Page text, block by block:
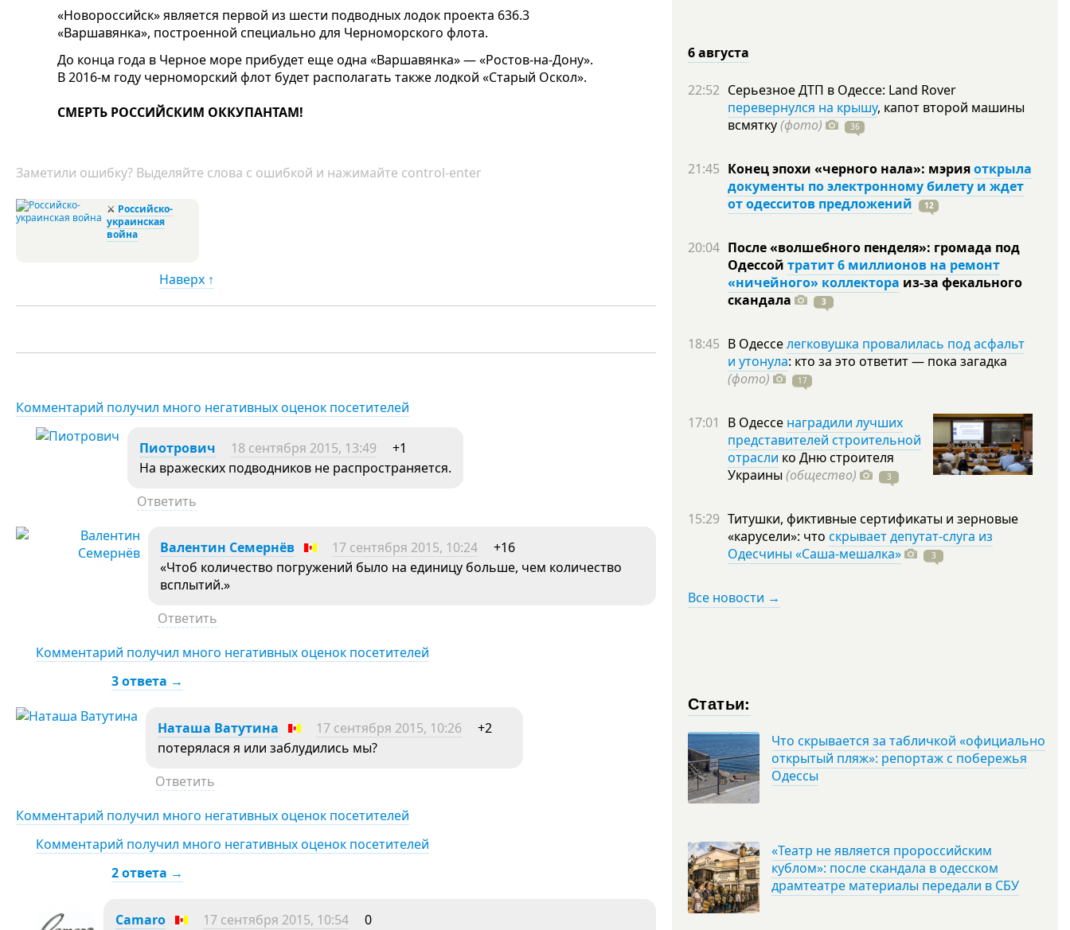
«Новороссийск» является первой из шести подводных лодок проекта 636.3
«Варшавянка», построенной специально для Черноморского флота.
До конца года в Черное море прибудет еще одна «Варшавянка» — «Ростов-на-Дону».
В 2016-м году черноморский флот будет располагать также лодкой «Старый Оскол».
СМЕРТЬ РОССИЙСКИМ ОККУПАНТАМ!
Заметили ошибку? Выделяйте слова с ошибкой и нажимайте control-enter
⚔ Российско-
украинская
война
Наверх ↑
Комментарий получил много негативных оценок посетителей
Пиотрович 18 сентября 2015, 13:49
+1
На вражеских подводников не распространяется.
Ответить
Валентин Семернёв 17 сентября 2015, 10:24
+16
«Чтоб количество погружений было на единицу больше, чем количество
всплытий.»
Ответить
Комментарий получил много негативных оценок посетителей
3 ответа →
Наташа Ватутина 17 сентября 2015, 10:26
+2
потерялася я или заблудились мы?
Ответить
Комментарий получил много негативных оценок посетителей
Комментарий получил много негативных оценок посетителей
2 ответа →
Camaro 17 сентября 2015, 10:54
0
6 августа
22:52 Серьезное ДТП в Одессе: Land Rover
перевернулся на крышу, капот второй машины
всмятку(фото) 36
21:45 Конец эпохи «черного нала»: мэрияоткрыла
документы по электронному билету и ждет
от одесситов предложений
12
20:04 После «волшебного пенделя»: громада под
Одессой тратит 6 миллионов на ремонт
«ничейного» коллектора из-за фекального
скандала
3
18:45 В Одесселегковушка провалилась под асфальт
и утонула: кто за это ответит — пока загадка
(фото)
17
17:01 В Одессе наградили лучших
представителей строительной
отрасли ко Дню строителя
Украины (общество) 3
15:29 Титушки, фиктивные сертификаты и зерновые
«карусели»: что скрывает депутат-слуга из
Одесчины «Саша-мешалка»
3
Все новости →
Статьи:
Что скрывается за табличкой «официально
открытый пляж»: репортаж с побережья
Одессы
«Театр не является пророссийским
кублом»: после скандала в одесском
драмтеатре материалы передали в СБУ